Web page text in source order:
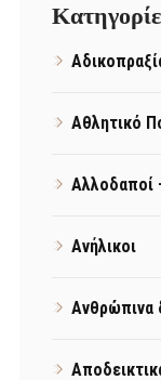
Αθλητικό
Αλλοδαποί
Ανήλικοι
Ανθρώπινα